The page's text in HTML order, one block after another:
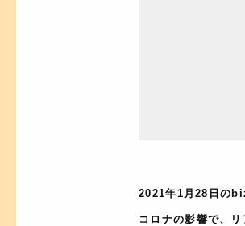
2021年1月28日の
コロナの影響で、